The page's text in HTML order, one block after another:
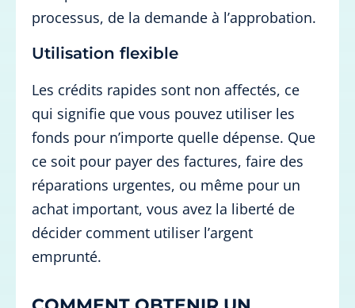
processus, de la demande à l’approbation.
Utilisation flexible
Les crédits rapides sont non affectés, ce
qui signifie que vous pouvez utiliser les
fonds pour n’importe quelle dépense. Que
ce soit pour payer des factures, faire des
réparations urgentes, ou même pour un
achat important, vous avez la liberté de
décider comment utiliser l’argent
emprunté.